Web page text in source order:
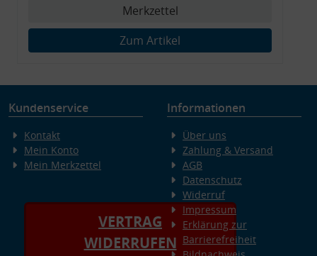
Merkzettel
Zum Artikel
Kundenservice
Kontakt
Mein Konto
Mein Merkzettel
VERTRAG
WIDERRUFEN
Informationen
Über uns
Zahlung & Versand
AGB
Datenschutz
Widerruf
Impressum
Erklärung zur
Barrierefreiheit